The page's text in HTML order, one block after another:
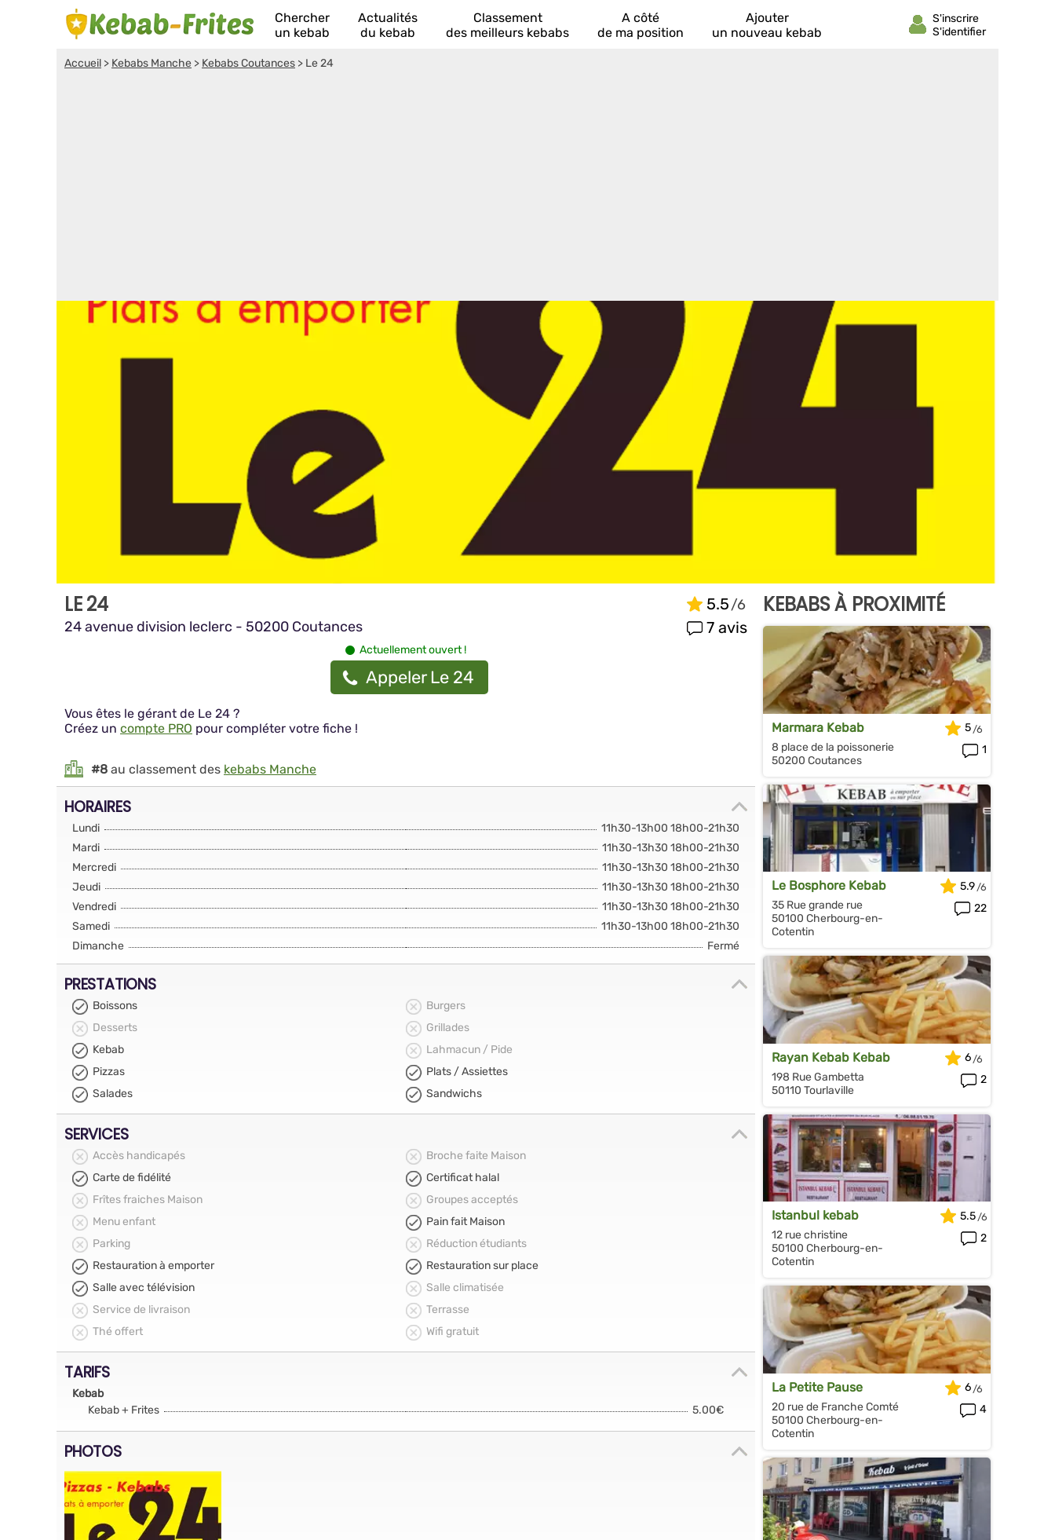
Chercher
un kebab
Actualités
du kebab
Classement
des meilleurs kebabs
A côté
de ma position
Ajouter
un nouveau kebab
Accueil > Kebabs Manche > Kebabs Coutances > Le 24
LE 24
24 avenue division leclerc - 50200 Coutances
5.5
7 avis
Actuellement ouvert !
Appeler Le 24
Vous êtes le gérant de Le 24 ?
Créez un compte PRO pour compléter votre fiche !
#8 au classement des kebabs Manche
HORAIRES
Lundi
11h30-13h00 18h00-21h30
Mardi
11h30-13h30 18h00-21h30
Mercredi
11h30-13h30 18h00-21h30
Jeudi
11h30-13h30 18h00-21h30
Vendredi
11h30-13h30 18h00-21h30
Samedi
11h30-13h00 18h00-21h30
Dimanche
Fermé
PRESTATIONS
Boissons
Burgers
Desserts
Grillades
Kebab
Lahmacun / Pide
Pizzas
Plats / Assiettes
Salades
Sandwichs
SERVICES
Accès handicapés
Broche faite Maison
Carte de fidélité
Certificat halal
Frîtes fraiches Maison
Groupes acceptés
Menu enfant
Pain fait Maison
Parking
Réduction étudiants
Restauration à emporter
Restauration sur place
Salle avec télévision
Salle climatisée
Service de livraison
Terrasse
Thé offert
Wifi gratuit
TARIFS
Kebab
Kebab + Frites
5.00€
PHOTOS
KEBABS À PROXIMITÉ
Marmara Kebab
8 place de la poissonerie
50200 Coutances
5
1
Le Bosphore Kebab
35 Rue grande rue
50100 Cherbourg-en-
Cotentin
5.9
22
Rayan Kebab Kebab
198 Rue Gambetta
50110 Tourlaville
6
2
Istanbul kebab
12 rue christine
50100 Cherbourg-en-
Cotentin
5.5
2
La Petite Pause
20 rue de Franche Comté
50100 Cherbourg-en-
Cotentin
6
4